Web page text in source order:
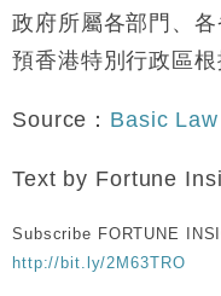
政府所屬各部門、
預香港特別行政區根
Source： Basic
Text by Fortune
Subscribe FORTUNE
http://bit.ly/2M63TRO